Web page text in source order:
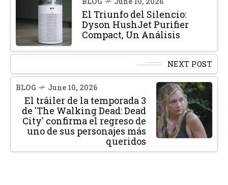
El Triunfo del Silencio:
Dyson HushJet Purifier
Compact, Un Análisis
NEXT POST
BLOG June 10, 2026
El tráiler de la temporada 3
de 'The Walking Dead: Dead
City' confirma el regreso de
uno de sus personajes más
queridos